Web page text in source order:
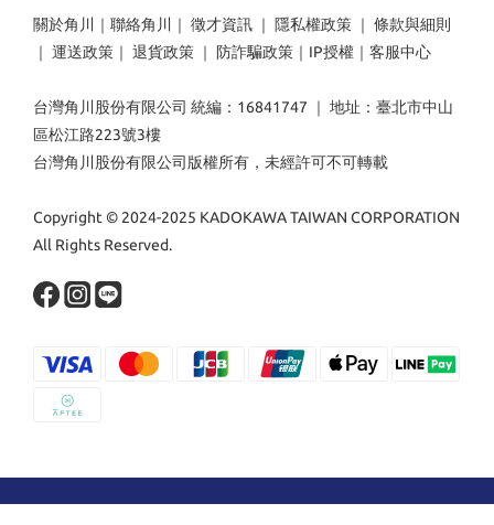
關於角川 ｜ 聯絡角川 ｜ 徵才資訊 ｜ 隱私權政策 ｜ 條款與細則
｜ 運送政策 ｜ 退貨政策 ｜ 防詐騙政策 ｜ IP授權 ｜ 客服中心
台灣角川股份有限公司 統編：16841747 ｜ 地址：臺北市中山
區松江路223號3樓
台灣角川股份有限公司版權所有，未經許可不可轉載
Copyright © 2024-2025 KADOKAWA TAIWAN CORPORATION
All Rights Reserved.